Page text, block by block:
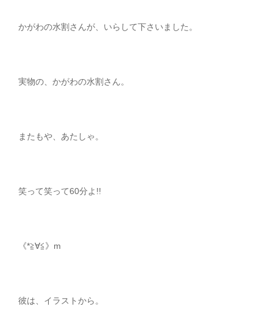
かがわの水割さんが、いらして下さいました。
実物の、かがわの水割さん。
またもや、あたしゃ。
笑って笑って60分よ!!
《*≧∀≦》m
彼は、イラストから。